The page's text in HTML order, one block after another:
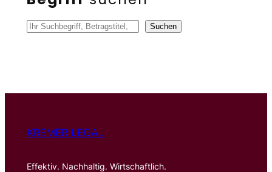
S
n
Suchen
KREMER LEGAL
Effektiv. Nachhaltig. Wirtschaftlich.